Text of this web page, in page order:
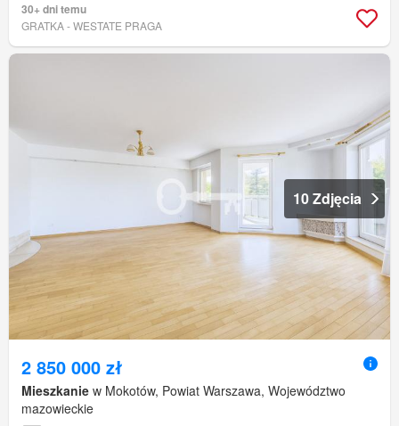
30+ dni temu
GRATKA - WESTATE PRAGA
10 Zdjęcia
2 850 000 zł
Mieszkanie w Mokotów, Powiat Warszawa, Województwo
mazowieckie